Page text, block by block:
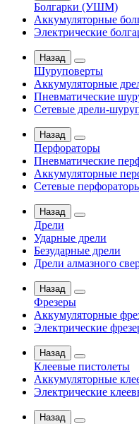
Болгарки (УШМ)
Аккумуляторные
Электрические
Назад
Шуруповерты
Аккумуляторные
Пневматические
Сетевые дрели-
Назад
Перфораторы
Пневматические
Аккумуляторные
Сетевые
Назад
Дрели
Ударные дрели
Безударные дрели
Дрели алмазного
Назад
Фрезеры
Аккумуляторные
Электрические
Назад
Клеевые пистолеты
Аккумуляторные
Электрические
Назад